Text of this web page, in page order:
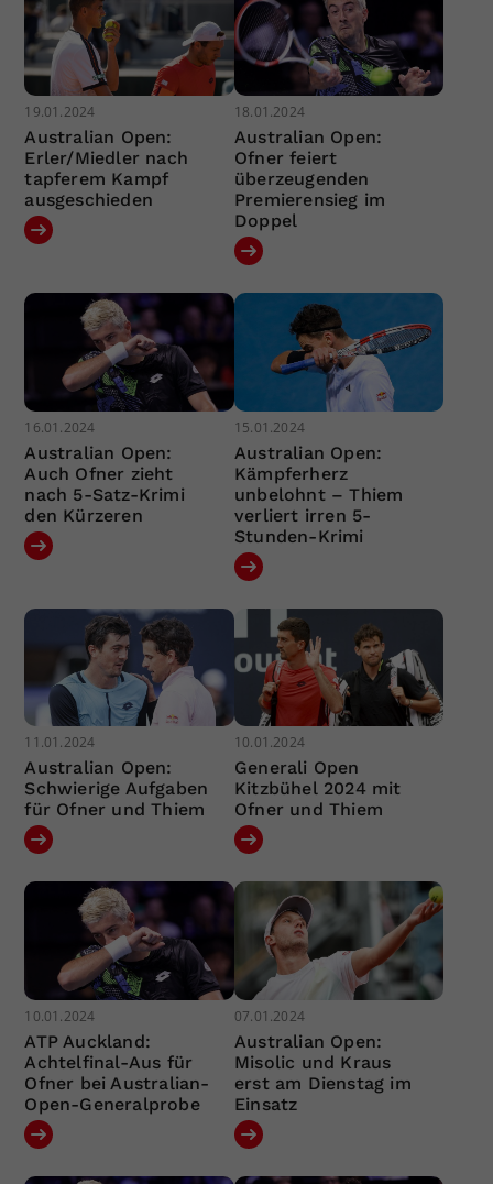
19.01.2024
Australian Open:
Erler/Miedler nach
tapferem Kampf
ausgeschieden
18.01.2024
Australian Open:
Ofner feiert
überzeugenden
Premierensieg im
Doppel
16.01.2024
Australian Open:
Auch Ofner zieht
nach 5-Satz-Krimi
den Kürzeren
15.01.2024
Australian Open:
Kämpferherz
unbelohnt – Thiem
verliert irren 5-
Stunden-Krimi
11.01.2024
Australian Open:
Schwierige Aufgaben
für Ofner und Thiem
10.01.2024
Generali Open
Kitzbühel 2024 mit
Ofner und Thiem
10.01.2024
ATP Auckland:
Achtelfinal-Aus für
Ofner bei Australian-
Open-Generalprobe
07.01.2024
Australian Open:
Misolic und Kraus
erst am Dienstag im
Einsatz